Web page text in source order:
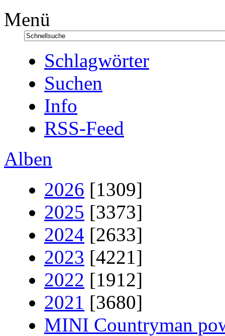
Menü
Schlagwörter
Suchen
Info
RSS-Feed
Alben
2026 [1309]
2025 [3373]
2024 [2633]
2023 [4221]
2022 [1912]
2021 [3680]
MINI Countryman